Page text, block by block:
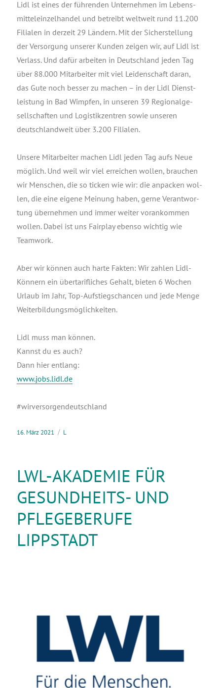
Lidl ist eines der füh­ren­den Unter­neh­men im Lebens­
mit­tel­ein­zel­han­del und betreibt welt­weit rund 11.200
Filia­len in der­zeit 29 Län­dern. Mit der Sicher­stel­lung
der Ver­sor­gung unse­rer Kun­den zei­gen wir, auf Lidl ist
Ver­lass. Und dafür arbei­ten in Deutsch­land jeden Tag
über 88.000 Mit­ar­bei­ter mit viel Lei­den­schaft dar­an,
das Gute noch bes­ser zu machen – in der Lidl Dienst­
leis­tung in Bad Wimp­fen, in unse­ren 39 Regio­nal­ge­
sell­schaf­ten und Logis­tik­zen­tren sowie unse­ren
deutsch­land­weit über 3.200 Filialen.
Unse­re Mit­ar­bei­ter machen Lidl jeden Tag aufs Neue
mög­lich. Und weil wir viel errei­chen wol­len, brau­chen
wir Men­schen, die so ticken wie wir: die anpa­cken wol­
len, die eine eige­ne Mei­nung haben, ger­ne Ver­ant­wor­
tung über­neh­men und immer wei­ter vor­an­kom­men
wol­len. Dabei ist uns Fair­play eben­so wich­tig wie
Teamwork.
Aber wir kön­nen auch har­te Fak­ten: Wir zah­len Lidl-
Kön­nern ein über­ta­rif­li­ches Gehalt, bie­ten 6 Wochen
Urlaub im Jahr, Top-Auf­stiegs­chan­cen und jede Men­ge
Weiterbildungsmöglichkeiten.
Lidl muss man kön­nen.
Kannst du es auch?
Dann hier ent­lang:
www.jobs.lidl.de
#wir­ver­sor­gen­deutsch­land
16. März 2021 L
LWL-AKADEMIE FÜR
GESUNDHEITS- UND
PFLEGEBERUFE
LIPPSTADT